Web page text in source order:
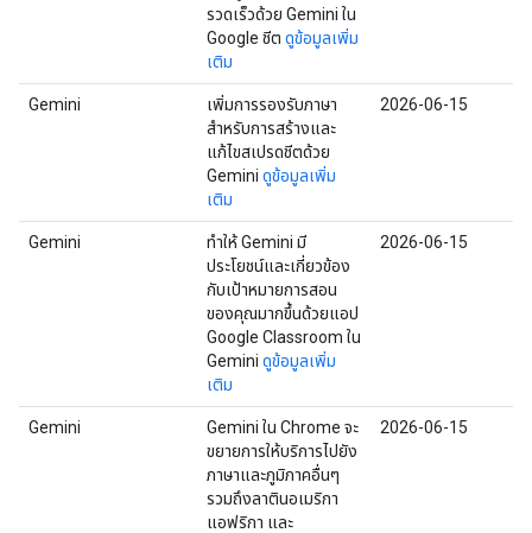
รวดเร็วด้วย Gemini ใน
Google ชีต ดูข้อมูลเพิ่ม
เติม
Gemini
เพิ่มการรองรับภาษา
สำหรับการสร้างและ
แก้ไขสเปรดชีตด้วย
Gemini ดูข้อมูลเพิ่ม
เติม
2026-06-15
Gemini
ทำให้ Gemini มี
ประโยชน์และเกี่ยวข้อง
กับเป้าหมายการสอน
ของคุณมากขึ้นด้วยแอป
Google Classroom ใน
Gemini ดูข้อมูลเพิ่ม
เติม
2026-06-15
Gemini
Gemini ใน Chrome จะ
ขยายการให้บริการไปยัง
ภาษาและภูมิภาคอื่นๆ
รวมถึงลาตินอเมริกา
แอฟริกา และ
2026-06-15